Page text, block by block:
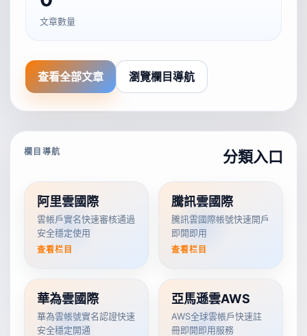
文章數量
查看全部文章 瀏覽欄目導航
欄目導航 分類入口
阿里雲國際
雲帳戶實名快速審核通過
安全穩定使用
查看栏目
騰訊雲國際
騰訊雲國際帳號快速開戶
即開即用
查看栏目
華為雲國際
華為雲帳號實名認證快速
安全穩定開通
亞馬遜雲AWS
AWS全球雲帳戶快速註
冊即開即用服務